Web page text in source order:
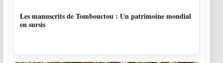
Les manuscrits de Tombouctou : Un patrimoine mondial
en sursis